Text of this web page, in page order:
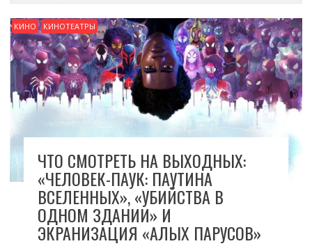
КИНО КИНОТЕАТРЫ
ЧТО СМОТРЕТЬ НА ВЫХОДНЫХ:
«ЧЕЛОВЕК-ПАУК: ПАУТИНА
ВСЕЛЕННЫХ», «УБИЙСТВА В
ОДНОМ ЗДАНИИ» И
ЭКРАНИЗАЦИЯ «АЛЫХ ПАРУСОВ»